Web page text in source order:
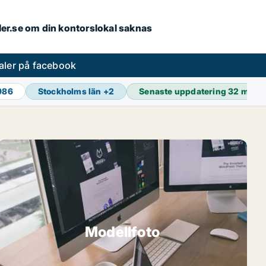
om din kontorslokal saknas
på facebook
Stockholms län +2 Senaste uppdatering32 min
Modellfoto